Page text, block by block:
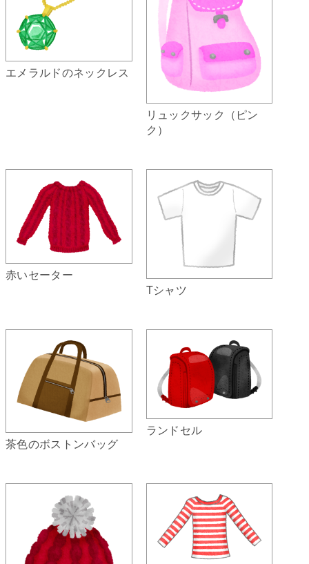
エメラルドのネックレス
リュックサック（ピン
ク）
赤いセーター
Tシャツ
茶色のボストンバッグ
ランドセル